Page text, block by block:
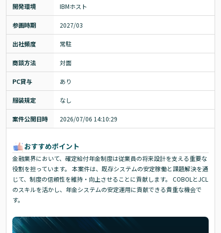
開発環境 IBMホスト
参画時期 2027/03
出社頻度 常駐
商談方法 対面
PC貸与 あり
服装規定 なし
案件公開日時 2026/07/06 14:10:29
おすすめポイント
金融業界において、確定給付年金制度は従業員の将来設計を支える重要な
役割を担っています。 本案件は、既存システムの安定稼働と課題解決を通
じて、制度の信頼性を維持・向上させることに貢献します。 COBOLとJCL
のスキルを活かし、年金システムの安定運用に貢献できる貴重な機会で
す。